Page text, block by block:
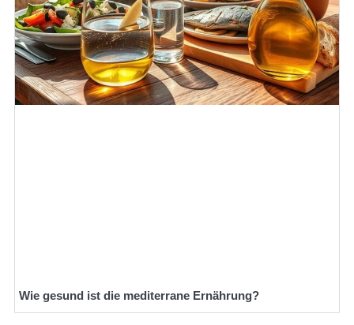
Wie gesund ist die mediterrane Ernährung?